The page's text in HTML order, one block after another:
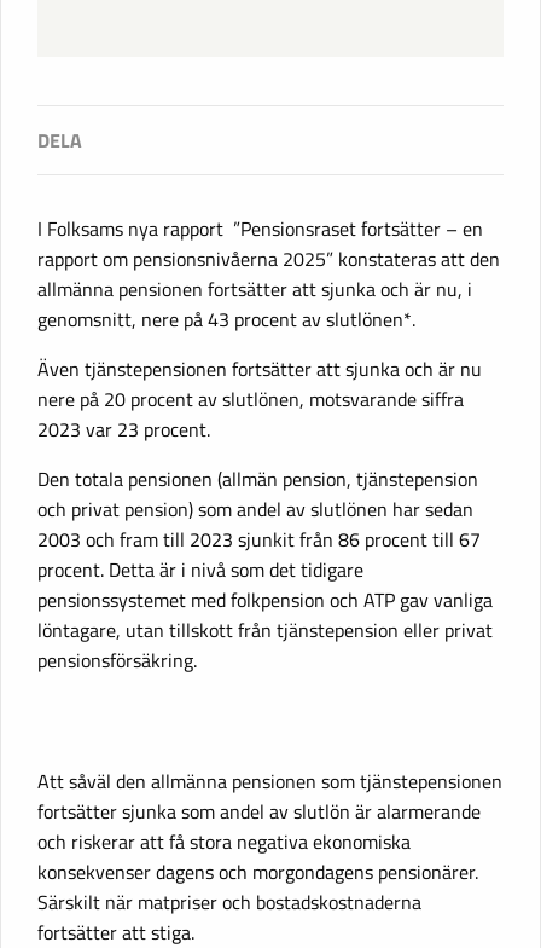
I Folksams nya rapport ”Pensionsraset fortsätter – en
rapport om pensionsnivåerna 2025” konstateras att den
allmänna pensionen fortsätter att sjunka och är nu, i
genomsnitt, nere på 43 procent av slutlönen*.
Även tjänstepensionen fortsätter att sjunka och är nu
nere på 20 procent av slutlönen, motsvarande siffra
2023 var 23 procent.
Den totala pensionen (allmän pension, tjänstepension
och privat pension) som andel av slutlönen har sedan
2003 och fram till 2023 sjunkit från 86 procent till 67
procent. Detta är i nivå som det tidigare
pensionssystemet med folkpension och ATP gav vanliga
löntagare, utan tillskott från tjänstepension eller privat
pensionsförsäkring.
Att såväl den allmänna pensionen som tjänstepensionen
fortsätter sjunka som andel av slutlön är alarmerande
och riskerar att få stora negativa ekonomiska
konsekvenser dagens och morgondagens pensionärer.
Särskilt när matpriser och bostadskostnaderna
fortsätter att stiga.